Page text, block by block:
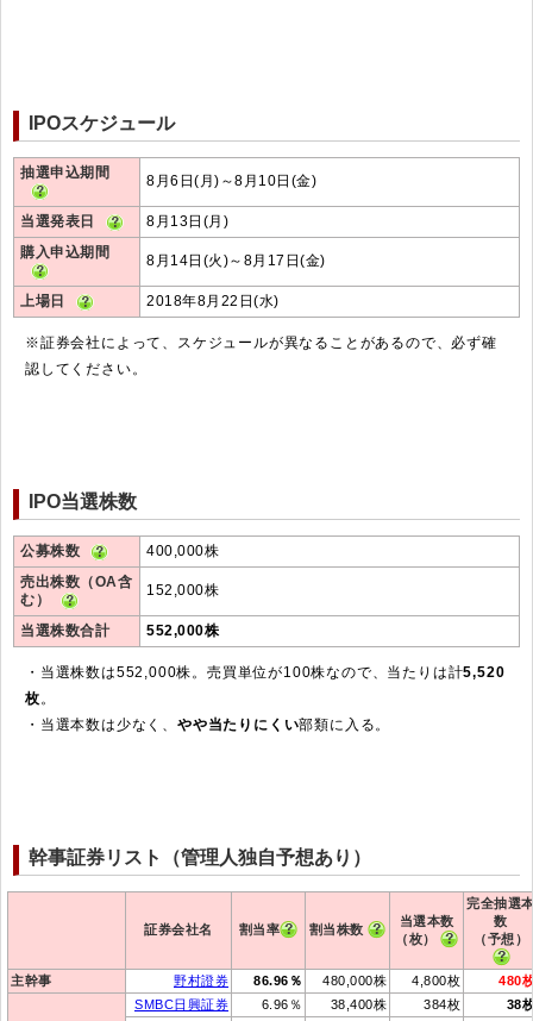
IPOスケジュール
抽選申込期間 8月6日(月)～8月10日(金)
当選発表日
8月13日(月)
購入申込期間
8月14日(火)～8月17日(金)
上場日 2018年8月22日(水)
※証券会社によって、スケジュールが異なることがあるので、必ず確
認してください。
IPO当選株数
公募株数
400,000株
売出株数（OA含
む）
152,000株
当選株数合計 552,000株
・当選株数は552,000株。売買単位が100株なので、当たりは計5,520
枚。
・当選本数は少なく、 やや当たりにくい部類に入る。
幹事証券リスト（管理人独自予想あり）
証券会社名 割当率 割当株数
当選本数
（枚）
完全抽選
数
（予想）
主幹事 野村證券 86.96％ 480,000株 4,800枚
480
SMBC日興証券
6.96％ 38,400株 384枚 38